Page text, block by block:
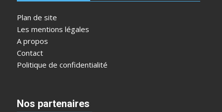
Plan de site
Les mentions légales
A propos
Contact
Politique de confidentialité
Nos partenaires